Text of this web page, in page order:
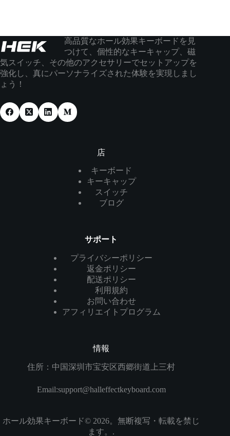
高品質なホール効果キーボードを見
つけて、個性的なキーキャップ、磁
気スイッチ、その他のアクセサリーでセットアップを
強化し、真にパーソナライズされた体験を実現しまし
ょう！
店
キーボード
キーキャップ
スイッチ
ブログ
サポート
プライバシーポリシー
返金ポリシー
配送ポリシー
利用規約
お問い合わせ
アフィリエイトプログラム
情報
住所：中国深圳市宝安区西郷街道上三村
Email:support@halleffectkeyboard.com
ホール効果キーボード© 2026。無断複写・転載を禁じ
ます。.